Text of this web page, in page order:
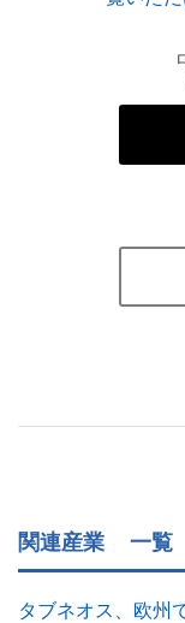
関連産業 一覧
タブネオス、欧州